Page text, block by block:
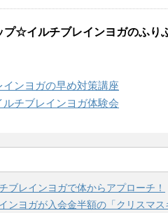
プ☆イルチブレインヨガのふり
ンヨガの早め対策講座
チブレインヨガ体験会
ブレインヨガで体からアプローチ！
ヨガが入会金半額の「クリスマス